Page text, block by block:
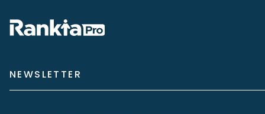
NEWSLETTER